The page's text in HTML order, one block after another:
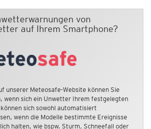
von
auf Ihrem Smartphone?
unserer Meteosafe-Website können Sie
wenn sich ein Unwetter Ihrem festgelegten
sich sowohl automatisiert
wenn die Modelle bestimmte Ereignisse
halten, wie bspw. Sturm, Schneefall oder